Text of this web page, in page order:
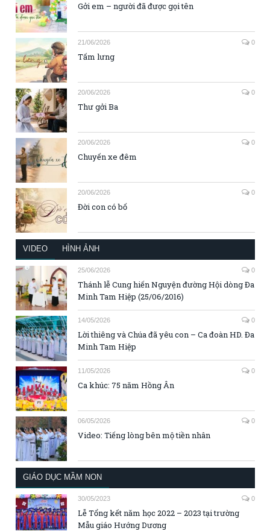
Gởi em – người đã được gọi tên
21/06/2026 0
Tấm lưng
20/06/2026 0
Thư gởi Ba
20/06/2026 0
Chuyến xe đêm
20/06/2026 0
Đời con có bố
VIDEO HÌNH ẢNH
25/06/2026 0
Thánh lễ Cung hiến Nguyện đường Hội dòng Đa
Minh Tam Hiệp (25/06/2016)
14/05/2026 0
Lời thiêng và Chúa đã yêu con – Ca đoàn HD. Đa
Minh Tam Hiệp
11/05/2026 0
Ca khúc: 75 năm Hồng Ân
06/05/2026 0
Video: Tiếng lòng bên mộ tiền nhân
GIÁO DỤC MẦM NON
30/05/2023 0
Lễ Tổng kết năm học 2022 – 2023 tại trường
Mẫu giáo Hướng Dương